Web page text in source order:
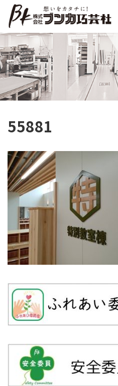
ン
ツ
へ
ス
キ
ッ
プ
ー
シ
ョ
ン
に
移
動
55881